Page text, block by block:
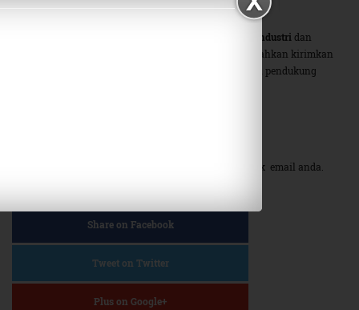
PT. Toba Surimi Industri dan
memenuhi Kualifikasi posisi jabatan yang dilamar, Silahkan kirimkan
Lamaran Kerja anda, lengkap beserta CV dan dokumen pendukung
Cantumkan Kode jabatan yang anda lamar pada subjek email anda.
Share on Facebook
Tweet on Twitter
Plus on Google+